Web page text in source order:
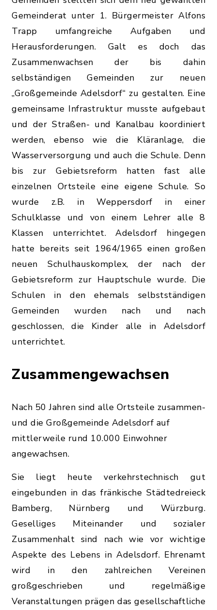
Gemeinderat unter 1. Bürgermeister Alfons
Trapp umfangreiche Aufgaben und
Herausforderungen. Galt es doch das
Zusammenwachsen der bis dahin
selbständigen Gemeinden zur neuen
„Großgemeinde Adelsdorf“ zu gestalten. Eine
gemeinsame Infrastruktur musste aufgebaut
und der Straßen- und Kanalbau koordiniert
werden, ebenso wie die Kläranlage, die
Wasserversorgung und auch die Schule. Denn
bis zur Gebietsreform hatten fast alle
einzelnen Ortsteile eine eigene Schule. So
wurde z.B. in Weppersdorf in einer
Schulklasse und von einem Lehrer alle 8
Klassen unterrichtet. Adelsdorf hingegen
hatte bereits seit 1964/1965 einen großen
neuen Schulhauskomplex, der nach der
Gebietsreform zur Hauptschule wurde. Die
Schulen in den ehemals selbstständigen
Gemeinden wurden nach und nach
geschlossen, die Kinder alle in Adelsdorf
unterrichtet.
Zusammengewachsen
Nach 50 Jahren sind alle Ortsteile zusammen-
und die Großgemeinde Adelsdorf auf
mittlerweile rund 10.000 Einwohner
angewachsen.
Sie liegt heute verkehrstechnisch gut
eingebunden in das fränkische Städtedreieck
Bamberg, Nürnberg und Würzburg.
Geselliges Miteinander und sozialer
Zusammenhalt sind nach wie vor wichtige
Aspekte des Lebens in Adelsdorf. Ehrenamt
wird in den zahlreichen Vereinen
großgeschrieben und regelmäßige
Veranstaltungen prägen das gesellschaftliche